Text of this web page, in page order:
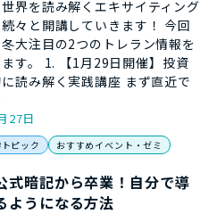
界を読み解くエキサイティング
々と開講していきます！ 今回
大注目の2つのトレラン情報を
す。 1. 【1月29日開催】投資
読み解く実践講座 まず直近で
27日
ピック おすすめイベント・ゼミ
式暗記から卒業！自分で導
ようになる方法